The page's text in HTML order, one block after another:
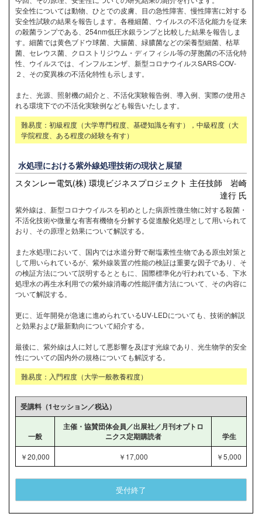
安全性については動物、ひとでの皮膚、目の急性障害、慢性障害に対する
安全性試験の結果を報告します。各種細菌、ウイルスの不活化能力を従来
の殺菌ランプである、254nm低圧水銀ランプと比較した結果を報告しま
す。細菌では黄色ブドウ球菌、大腸菌、緑膿菌などの栄養型細菌、枯草
菌、セレウス菌、クロストリジウム・ディフィシル等の芽胞菌の不活化特
性、ウイルスでは、インフルエンザ、新型コロナウイルスSARS-COV-
２、その変異株の不活化特性も示します。
また、光源、照射機の紹介と、不活化実験報告例、導入例、実際の使用さ
れる環境下での不活化実験例なども報告いたします。
難易度：初級程度（大学専門程度、基礎知識を有す），中級程度（大
学院程度、ある程度の経験を有す）
水処理における紫外線処理技術の現状と展望
スタンレー電気(株) 環境ビジネスプロジェクト 主任技師 岩崎
達行 氏
紫外線は、新型コロナウイルスを初めとした病原性微生物に対する殺菌・
不活化技術や微量な有害有機物を分解する促進酸化処理として用いられて
おり、その原理と効果について解説する。
また水処理において、国内では水道分野で耐塩素性生物である原虫対策と
して用いられているが、紫外線装置の性能の検証は重要な因子であり、そ
の検証方法について説明するとともに、国際標準化が行われている、下水
処理水の再生水利用での紫外線消毒の性能評価方法について、その内容に
ついて解説する。
更に、近年開発が急速に進められているUV-LEDについても、技術的解説
と効果および最新動向について紹介する。
最後に、紫外線は人に対して悪影響を及ぼす光線であり、光生物学的安全
性についての国内外の規格についても解説する。
難易度：入門程度（大学一般教養程度）
受講料（1セッション／税込）
一般
主催・協賛団体会員／出展社／月刊オプトロ
ニクス定期購読者
学生
￥20,000 ￥17,000 ￥5,000
受付終了